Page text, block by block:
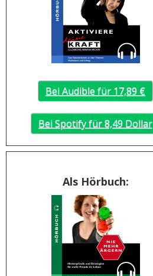
Bei Audible für 17,89 €
Bei Spotify für 8,49 Dollar
Als Hörbuch: